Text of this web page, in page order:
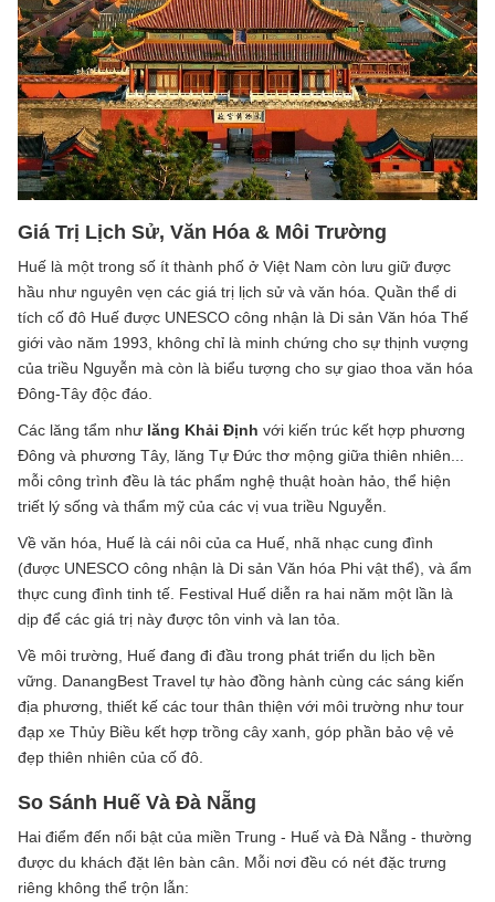
Giá Trị Lịch Sử, Văn Hóa & Môi Trường
Huế là một trong số ít thành phố ở Việt Nam còn lưu giữ được
hầu như nguyên vẹn các giá trị lịch sử và văn hóa. Quần thể di
tích cố đô Huế được UNESCO công nhận là Di sản Văn hóa Thế
giới vào năm 1993, không chỉ là minh chứng cho sự thịnh vượng
của triều Nguyễn mà còn là biểu tượng cho sự giao thoa văn hóa
Đông-Tây độc đáo.
Các lăng tẩm như lăng Khải Định với kiến trúc kết hợp phương
Đông và phương Tây, lăng Tự Đức thơ mộng giữa thiên nhiên...
mỗi công trình đều là tác phẩm nghệ thuật hoàn hảo, thể hiện
triết lý sống và thẩm mỹ của các vị vua triều Nguyễn.
Về văn hóa, Huế là cái nôi của ca Huế, nhã nhạc cung đình
(được UNESCO công nhận là Di sản Văn hóa Phi vật thể), và ẩm
thực cung đình tinh tế. Festival Huế diễn ra hai năm một lần là
dịp để các giá trị này được tôn vinh và lan tỏa.
Về môi trường, Huế đang đi đầu trong phát triển du lịch bền
vững. DanangBest Travel tự hào đồng hành cùng các sáng kiến
địa phương, thiết kế các tour thân thiện với môi trường như tour
đạp xe Thủy Biều kết hợp trồng cây xanh, góp phần bảo vệ vẻ
đẹp thiên nhiên của cố đô.
So Sánh Huế Và Đà Nẵng
Hai điểm đến nổi bật của miền Trung - Huế và Đà Nẵng - thường
được du khách đặt lên bàn cân. Mỗi nơi đều có nét đặc trưng
riêng không thể trộn lẫn: